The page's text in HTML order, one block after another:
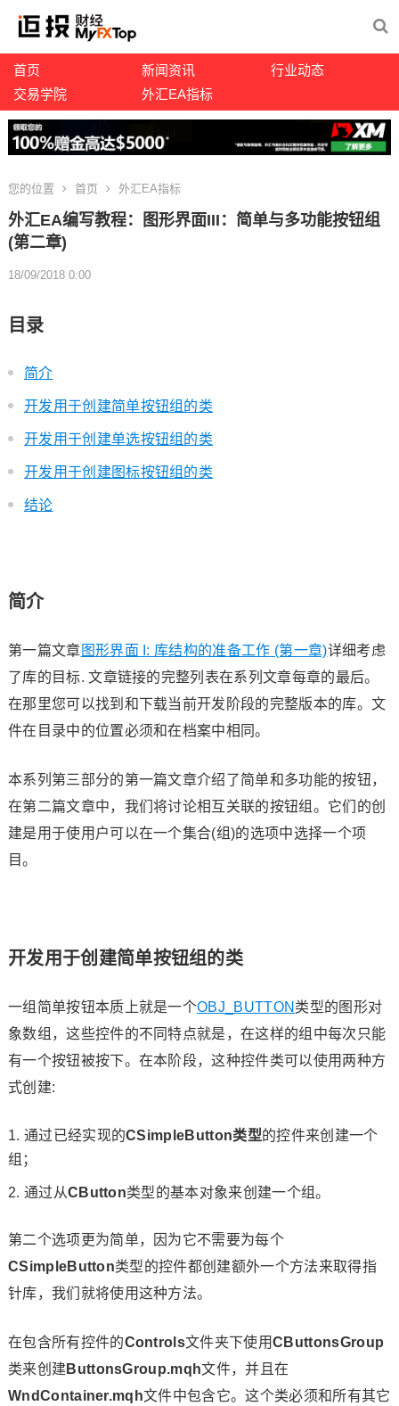
首页 新闻资讯
行业动态
交易学院
外汇EA指标
您的位置 首页 外汇EA指标
外汇EA编写教程：图形界面III：简单与多功能按钮组
(第二章)
18/09/2018 0:00
目录
简介
开发用于创建简单按钮组的类
开发用于创建单选按钮组的类
开发用于创建图标按钮组的类
结论
简介
第一篇文章 图形界面 I: 库结构的准备工作 (第一章)详细考虑
了库的目标. 文章链接的完整列表在系列文章每章的最后。
在那里您可以找到和下载当前开发阶段的完整版本的库。文
件在目录中的位置必须和在档案中相同。
本系列第三部分的第一篇文章介绍了简单和多功能的按钮，
在第二篇文章中，我们将讨论相互关联的按钮组。它们的创
建是用于使用户可以在一个集合(组)的选项中选择一个项
目。
开发用于创建简单按钮组的类
一组简单按钮本质上就是一个OBJ_BUTTON 类型的图形对
象数组，这些控件的不同特点就是，在这样的组中每次只能
有一个按钮被按下。在本阶段，这种控件类可以使用两种方
式创建:
通过已经实现的CSimpleButton类型的控件来创建一个
组；
通过从CButton类型的基本对象来创建一个组。
第二个选项更为简单，因为它不需要为每个
CSimpleButton类型的控件都创建额外一个方法来取得指
针库，我们就将使用这种方法。
在包含所有控件的Controls文件夹下使用CButtonsGroup
类来创建ButtonsGroup.mqh文件，并且在
WndContainer.mqh文件中包含它。这个类必须和所有其它